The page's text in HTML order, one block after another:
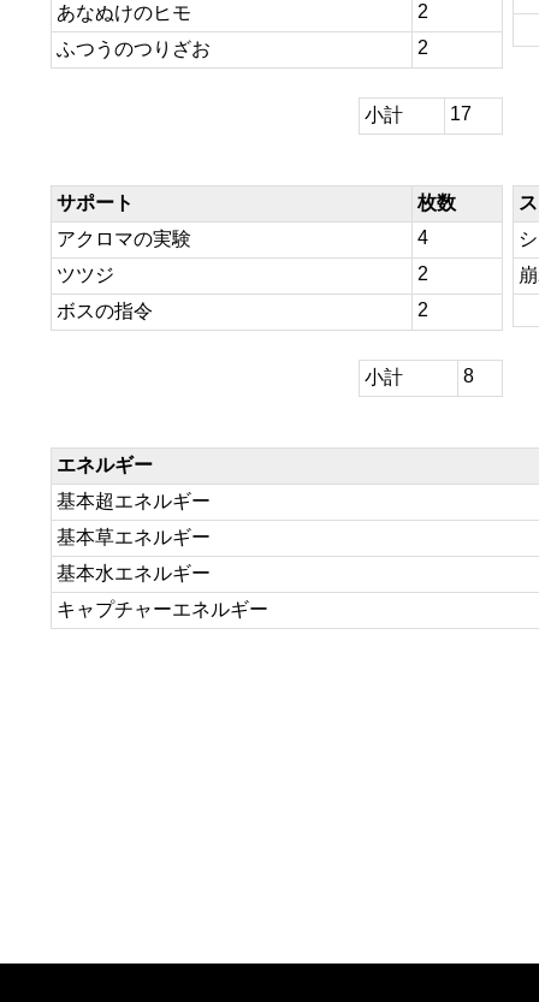
あなぬけのヒモ
2
ふつうのつりざお
2
小計 17
サポート
枚数
アクロマの実験
4
ツツジ
2
ボスの指令
2
小計 8
エネルギー
基本超エネルギー
基本草エネルギー
基本水エネルギー
キャプチャーエネルギー